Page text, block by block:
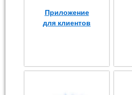
Приложение
для клиентов